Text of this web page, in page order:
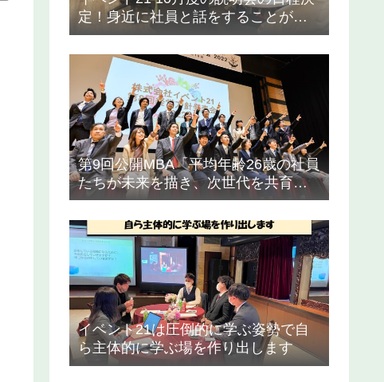
定！身近に社員と話をすることがで
きる！【24新卒採用・中途採用エン
トリー受付中！】
第9回公開MBA「平均年齢26歳の社員
たちが未来を描き、次世代を共育ち
で創る ～働きがい=生きがいのある会
社とは～」2月1日開催！
イベント21は圧倒的に学ぶ姿勢で自
ら主体的に学ぶ場を作り出します